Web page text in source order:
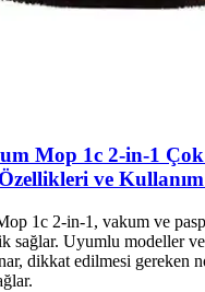
Mop 1c 2-in-1
ve
1c 2-in-1, vakum ve
sağlar. Uyumlu modeller ve
dikkat edilmesi gereken